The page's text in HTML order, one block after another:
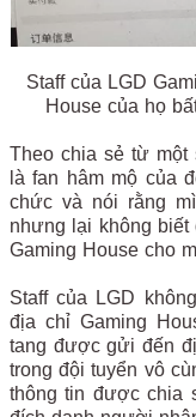
Staff của LGD
House của họ
Theo chia sẻ từ một
là fan hâm mộ của
chức và nói rằng
nhưng lại không
Gaming House cho
Staff của LGD
địa chỉ Gaming
tang được gửi đến
trong đội tuyển vô
thông tin được chia